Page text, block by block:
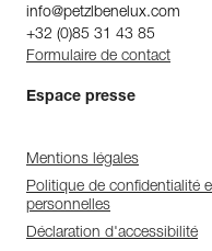
info@petzlbenelux.com
+32 (0)85 31 43 85
Formulaire de contact
Espace presse
Mentions légales
Politique de confidentialité
personnelles
Déclaration d'accessibilité